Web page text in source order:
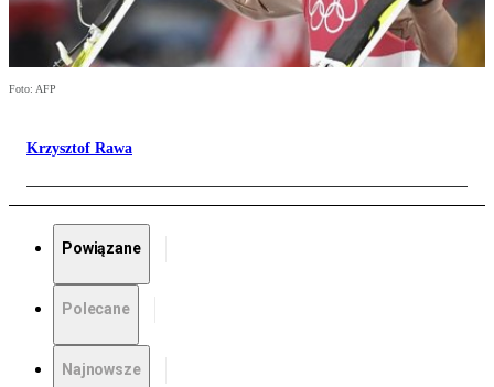
Foto: AFP
Krzysztof Rawa
Powiązane
Polecane
Najnowsze